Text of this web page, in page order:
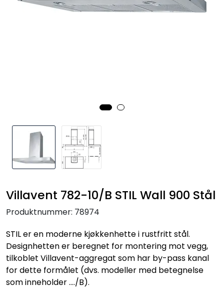
Villavent 782-10/B STIL Wall 900 Stål
Produktnummer: 78974
STIL er en moderne kjøkkenhette i rustfritt stål.
Designhetten er beregnet for montering mot vegg,
tilkoblet Villavent-aggregat som har by-pass kanal
for dette formålet (dvs. modeller med betegnelse
som inneholder …./B).